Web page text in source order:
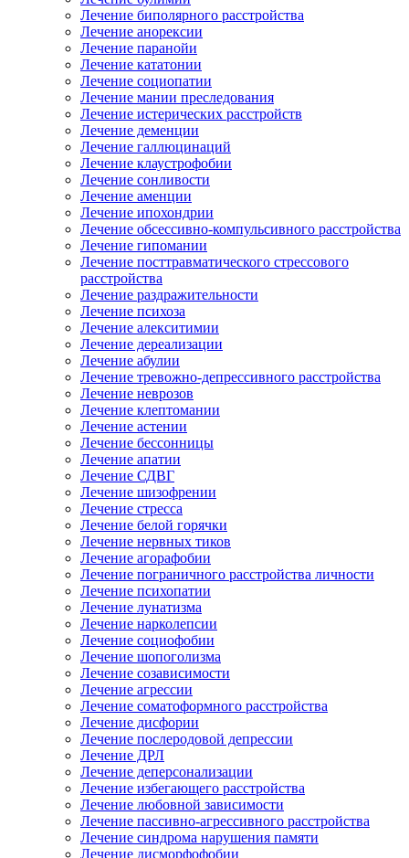
Лечение биполярного расстройства
Лечение анорексии
Лечение паранойи
Лечение кататонии
Лечение социопатии
Лечение мании преследования
Лечение истерических расстройств
Лечение деменции
Лечение галлюцинаций
Лечение клаустрофобии
Лечение сонливости
Лечение аменции
Лечение ипохондрии
Лечение обсессивно-компульсивного расстройства
Лечение гипомании
Лечение посттравматического стрессового
расстройства
Лечение раздражительности
Лечение психоза
Лечение алекситимии
Лечение дереализации
Лечение абулии
Лечение тревожно-депрессивного расстройства
Лечение неврозов
Лечение клептомании
Лечение астении
Лечение бессонницы
Лечение апатии
Лечение СДВГ
Лечение шизофрении
Лечение стресса
Лечение белой горячки
Лечение нервных тиков
Лечение агорафобии
Лечение пограничного расстройства личности
Лечение психопатии
Лечение лунатизма
Лечение нарколепсии
Лечение социофобии
Лечение шопоголизма
Лечение созависимости
Лечение агрессии
Лечение соматоформного расстройства
Лечение дисфории
Лечение послеродовой депрессии
Лечение ДРЛ
Лечение деперсонализации
Лечение избегающего расстройства
Лечение любовной зависимости
Лечение пассивно-агрессивного расстройства
Лечение синдрома нарушения памяти
Лечение дисморфофобии